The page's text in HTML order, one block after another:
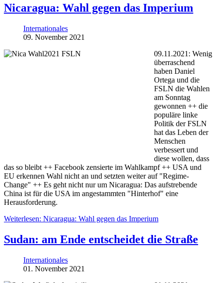
Nicaragua: Wahl gegen das Imperium
Internationales
09. November 2021
09.11.2021: Wenig
überraschend
haben Daniel
Ortega und die
FSLN die Wahlen
am Sonntag
gewonnen ++ die
populäre linke
Politik der FSLN
hat das Leben der
Menschen
verbessert und
diese wollen, dass
das so bleibt ++ Facebook zensierte im Wahlkampf ++ USA und
EU erkennen Wahl nicht an und setzten weiter auf "Regime-
Change" ++ Es geht nicht nur um Nicaragua: Das aufstrebende
China ist für die USA im angestammten "Hinterhof" eine
Herausforderung.
Weiterlesen: Nicaragua: Wahl gegen das Imperium
Sudan: am Ende entscheidet die Straße
Internationales
01. November 2021